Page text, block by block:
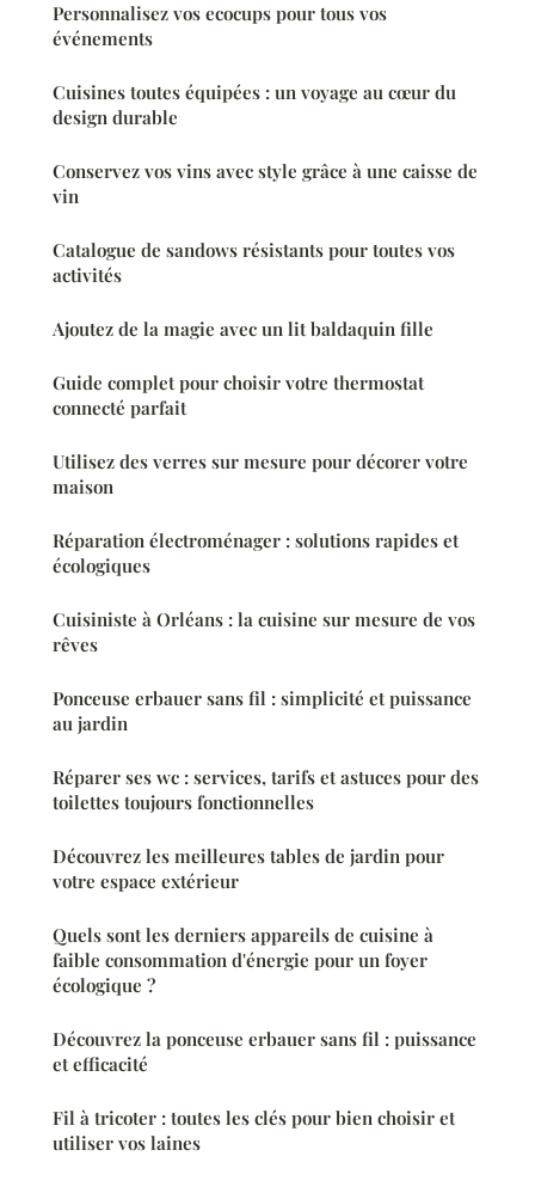
Personnalisez vos ecocups pour tous vos
événements
Cuisines toutes équipées : un voyage au cœur du
design durable
Conservez vos vins avec style grâce à une caisse de
vin
Catalogue de sandows résistants pour toutes vos
activités
Ajoutez de la magie avec un lit baldaquin fille
Guide complet pour choisir votre thermostat
connecté parfait
Utilisez des verres sur mesure pour décorer votre
maison
Réparation électroménager : solutions rapides et
écologiques
Cuisiniste à Orléans : la cuisine sur mesure de vos
rêves
Ponceuse erbauer sans fil : simplicité et puissance
au jardin
Réparer ses wc : services, tarifs et astuces pour des
toilettes toujours fonctionnelles
Découvrez les meilleures tables de jardin pour
votre espace extérieur
Quels sont les derniers appareils de cuisine à
faible consommation d'énergie pour un foyer
écologique ?
Découvrez la ponceuse erbauer sans fil : puissance
et efficacité
Fil à tricoter : toutes les clés pour bien choisir et
utiliser vos laines